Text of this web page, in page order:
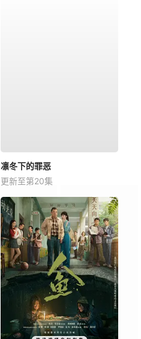
凛冬下的罪恶
更新至第20集